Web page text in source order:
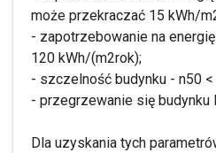
może przekraczać 15 kWh/
- zapotrzebowanie na
120 kWh/(m2rok);
- szczelność budynku - n50 <
- przegrzewanie się budynku
Dla uzyskania tych